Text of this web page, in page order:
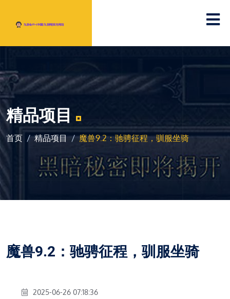
精品项目
首页 精品项目 魔兽9.2：驰骋征程，驯服坐骑
魔兽9.2：驰骋征程，驯服坐骑
2025-06-26 07:18:36